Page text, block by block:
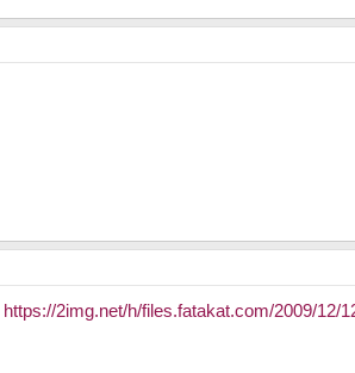
https://2img.net/h/files.fatakat.com/2009/12/